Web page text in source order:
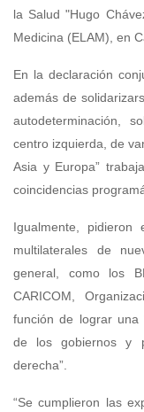
la Salud "Hugo
Medicina (ELAM), en
En la declaración
además de
autodeterminación,
centro izquierda, de
Asia y Europa”
coincidencias
Igualmente, pidieron
multilaterales de
general, como los
CARICOM,
función de lograr una
de los gobiernos y
derecha”.
“Se cumplieron las